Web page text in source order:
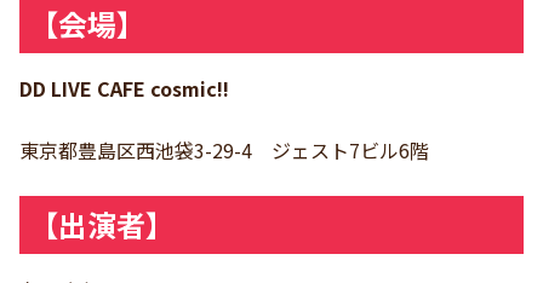
【会場】
DD LIVE CAFE cosmic!!
東京都豊島区西池袋3-29-4 ジェスト7ビル6階
【出演者】